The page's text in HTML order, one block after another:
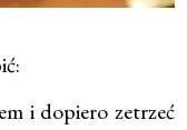
i dopiero zetrzeć